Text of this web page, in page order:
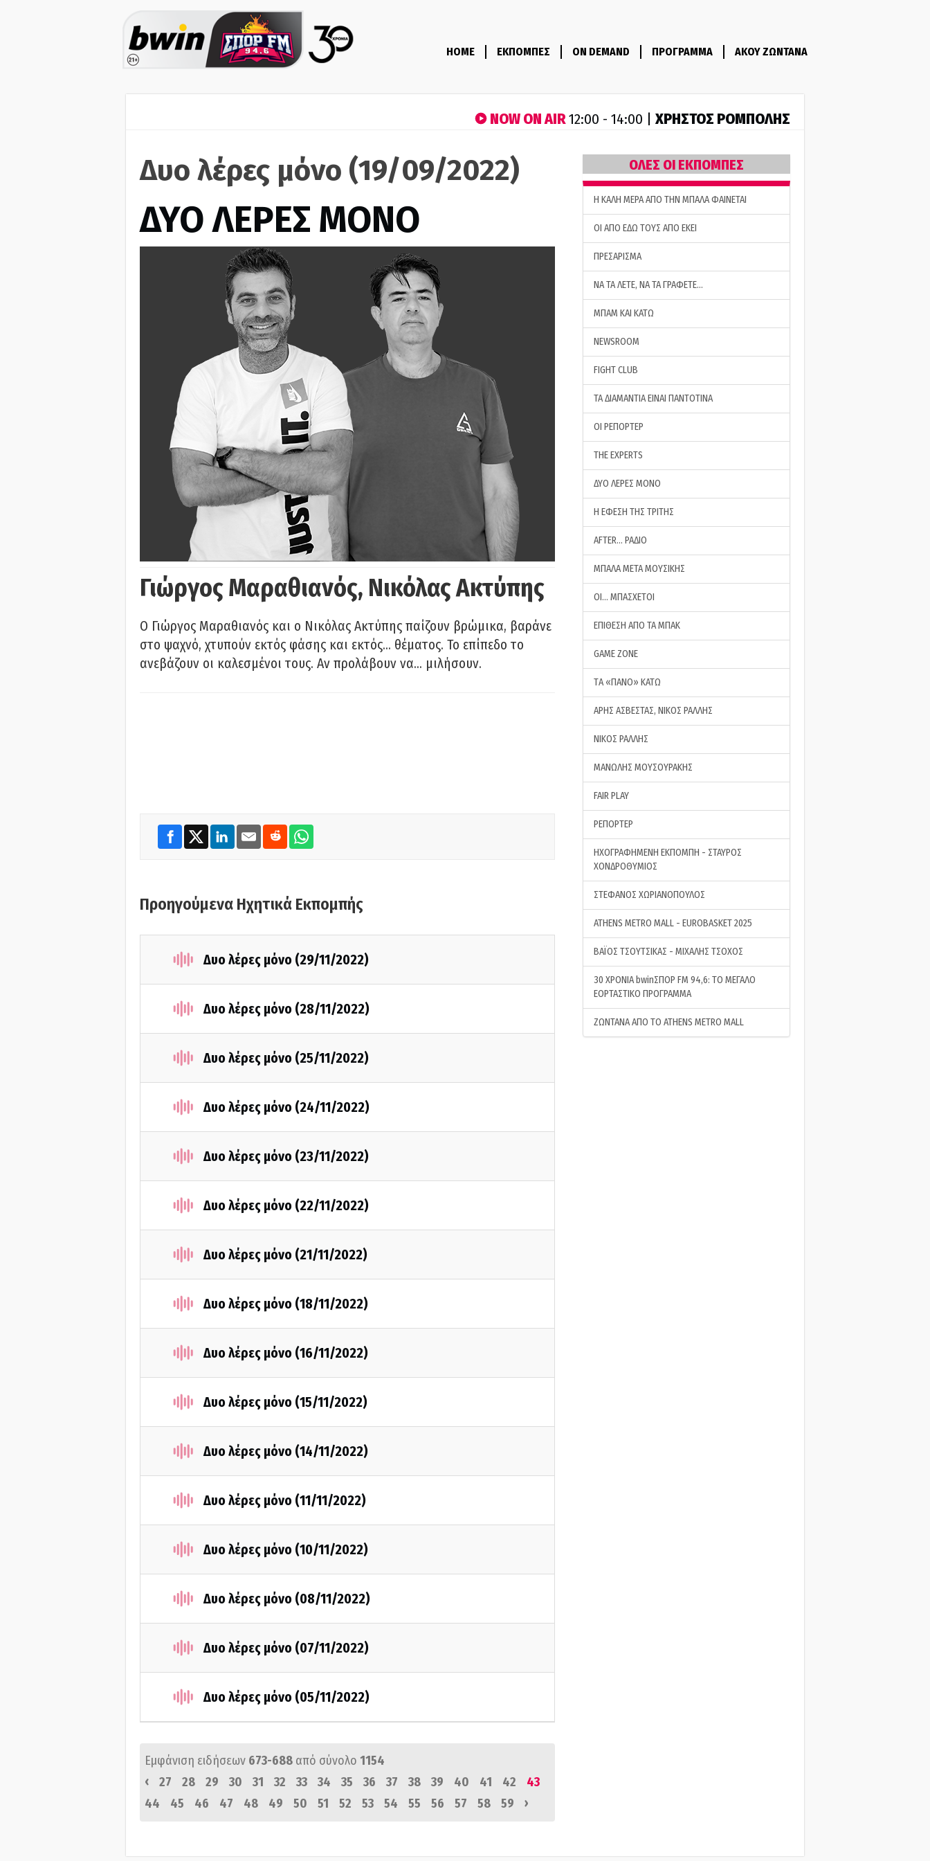
HOME ΕΚΠΟΜΠΕΣ ON DEMAND ΠΡΟΓΡΑΜΜΑ ΑΚΟΥ ΖΩΝΤΑΝΑ
NOW ON AIR12:00 - 14:00 | ΧΡΗΣΤΟΣ ΡΟΜΠΟΛΗΣ
Δυο λέρες μόνο (19/09/2022)
ΔΥΟ ΛΕΡΕΣ ΜΟΝΟ
Γιώργος Μαραθιανός, Νικόλας Ακτύπης
Ο Γιώργος Μαραθιανός και ο Νικόλας Ακτύπης παίζουν βρώμικα, βαράνε
στο ψαχνό, χτυπούν εκτός φάσης και εκτός… θέματος. Το επίπεδο το
ανεβάζουν οι καλεσμένοι τους. Αν προλάβουν να… μιλήσουν.
Προηγούμενα Ηχητικά Εκπομπής
Δυο λέρες μόνο (29/11/2022)
Δυο λέρες μόνο (28/11/2022)
Δυο λέρες μόνο (25/11/2022)
Δυο λέρες μόνο (24/11/2022)
Δυο λέρες μόνο (23/11/2022)
Δυο λέρες μόνο (22/11/2022)
Δυο λέρες μόνο (21/11/2022)
Δυο λέρες μόνο (18/11/2022)
Δυο λέρες μόνο (16/11/2022)
Δυο λέρες μόνο (15/11/2022)
Δυο λέρες μόνο (14/11/2022)
Δυο λέρες μόνο (11/11/2022)
Δυο λέρες μόνο (10/11/2022)
Δυο λέρες μόνο (08/11/2022)
Δυο λέρες μόνο (07/11/2022)
Δυο λέρες μόνο (05/11/2022)
Εμφάνιση ειδήσεων 673-688 από σύνολο 1154
‹
27 28 29 30 31 32 33 34 35 36 37 38 39 40 41 42
43
44
45 46 47 48 49 50 51 52 53 54 55 56 57 58 59 ›
ΟΛΕΣ ΟΙ ΕΚΠΟΜΠΕΣ
H ΚΑΛΗ ΜΕΡΑ ΑΠΟ ΤΗΝ ΜΠΑΛΑ ΦΑΙΝΕΤΑΙ
ΟΙ ΑΠΟ ΕΔΩ ΤΟΥΣ ΑΠΟ ΕΚΕΙ
ΠΡΕΣΑΡΙΣΜΑ
ΝΑ ΤΑ ΛΕΤΕ, ΝΑ ΤΑ ΓΡΑΦΕΤΕ…
ΜΠΑΜ ΚΑΙ ΚΑΤΩ
NEWSROOM
FIGHT CLUB
ΤΑ ΔΙΑΜΑΝΤΙΑ ΕΙΝΑΙ ΠΑΝΤΟΤΙΝΑ
ΟΙ ΡΕΠΟΡΤΕΡ
THE EXPERTS
ΔΥΟ ΛΕΡΕΣ ΜΟΝΟ
Η ΕΦΕΣΗ ΤΗΣ ΤΡΙΤΗΣ
AFTER… ΡΑΔΙΟ
ΜΠΑΛΑ ΜΕΤΑ ΜΟΥΣΙΚΗΣ
ΟΙ… ΜΠΑΣΧΕΤΟΙ
ΕΠΙΘΕΣΗ ΑΠΟ ΤΑ ΜΠΑΚ
GAME ZONE
ΤA «ΠΑΝΟ» ΚΑΤΩ
ΑΡΗΣ ΑΣΒΕΣΤΑΣ, ΝΙΚΟΣ ΡΑΛΛΗΣ
ΝΙΚΟΣ ΡΑΛΛΗΣ
ΜΑΝΩΛΗΣ ΜΟΥΣΟΥΡΑΚΗΣ
FAIR PLAY
ΡΕΠΟΡΤΕΡ
ΗΧΟΓΡΑΦΗΜΕΝΗ ΕΚΠΟΜΠΗ - ΣΤΑΥΡΟΣ
ΧΟΝΔΡΟΘΥΜΙΟΣ
ΣΤΕΦΑΝΟΣ ΧΩΡΙΑΝΟΠΟΥΛΟΣ
ATHENS METRO MALL - EUROBASKET 2025
ΒΑΪΟΣ ΤΣΟΥΤΣΙΚΑΣ - ΜΙΧΑΛΗΣ ΤΣΟΧΟΣ
30 ΧΡΟΝΙΑ bwinΣΠΟΡ FM 94,6: ΤΟ ΜΕΓΑΛΟ
ΕΟΡΤΑΣΤΙΚΟ ΠΡΟΓΡΑΜΜΑ
ΖΩΝΤΑΝΑ ΑΠΟ ΤΟ ATHENS METRO MALL